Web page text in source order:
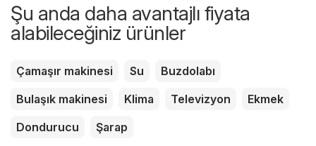
Şu anda daha avantajlı fiyata
alabileceğiniz ürünler
Çamaşır makinesi Su
Buzdolabı
Bulaşık makinesi
Klima Televizyon
Ekmek
Dondurucu
Şarap